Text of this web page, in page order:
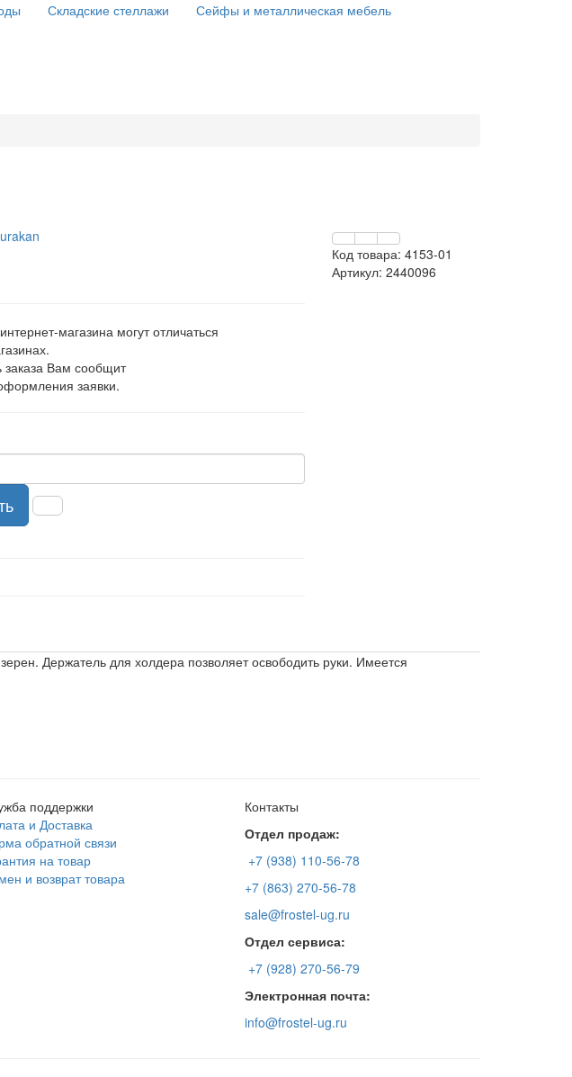
Складские стеллажи Сейфы и металлическая мебель
магазина могут отличаться
заказа Вам сообщит
заявки.
Код товара: 4153-01
Артикул: 2440096
Держатель для холдера позволяет освободить руки. Имеется
поддержки
и Доставка
обратной связи
на товар
и возврат товара
Контакты
Отдел продаж:
+7 (938) 110-56-78
+7 (863) 270-56-78
sale@frostel-ug.ru
Отдел сервиса:
+7 (928) 270-56-79
Электронная почта:
info@frostel-ug.ru